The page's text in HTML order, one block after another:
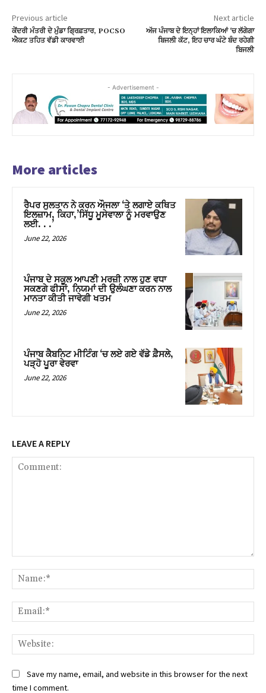
Previous article
ਕੇਂਦਰੀ ਮੰਤਰੀ ਦੇ ਮੁੰਡਾ ਗ੍ਰਿਫ਼ਤਾਰ, POCSO
ਐਕਟ ਤਹਿਤ ਵੱਡੀ ਕਾਰਵਾਈ
Next article
ਅੱਜ ਪੰਜਾਬ ਦੇ ਇਨ੍ਹਾਂ ਇਲਾਕਿਆਂ ‘ਚ ਲੱਗੇਗਾ
ਬਿਜਲੀ ਕੱਟ, ਇਹ ਚਾਰ ਘੰਟੇ ਬੰਦ ਰਹੇਗੀ
ਬਿਜਲੀ
- Advertisement -
More articles
ਰੈਪਰ ਸੁਲਤਾਨ ਨੇ ਕਰਨ ਔਜਲਾ ‘ਤੇ ਲਗਾਏ ਕਥਿਤ
ਇਲਜ਼ਾਮ, ਕਿਹਾ,’ਸਿੱਧੂ ਮੂਸੇਵਾਲਾ ਨੂੰ ਮਰਵਾਉਣ
ਲਈ. . .’
June 22, 2026
ਪੰਜਾਬ ਦੇ ਸਕੂਲ ਆਪਣੀ ਮਰਜ਼ੀ ਨਾਲ ਹੁਣ ਵਧਾ
ਸਕਣਗੇ ਫੀਸਾਂ, ਨਿਯਮਾਂ ਦੀ ਉਲੰਘਣਾ ਕਰਨ ਨਾਲ
ਮਾਨਤਾ ਕੀਤੀ ਜਾਵੇਗੀ ਖਤਮ
June 22, 2026
ਪੰਜਾਬ ਕੈਬਨਿਟ ਮੀਟਿੰਗ ‘ਚ ਲਏ ਗਏ ਵੱਡੇ ਫ਼ੈਸਲੇ,
ਪੜ੍ਹੋ ਪੂਰਾ ਵੇਰਵਾ
June 22, 2026
LEAVE A REPLY
Save my name, email, and website in this browser for the next
time I comment.